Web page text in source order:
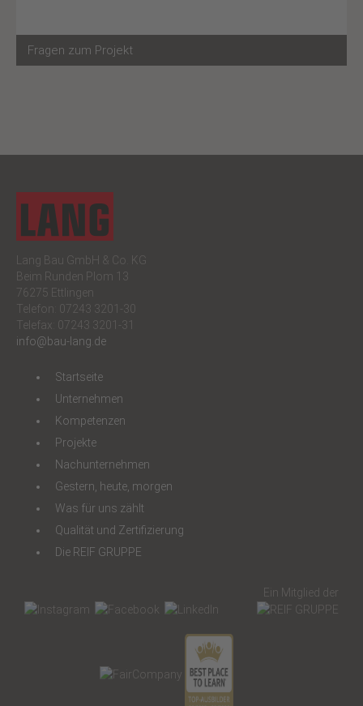
Fragen zum Projekt
Lang Bau GmbH & Co. KG
Beim Runden Plom 13
76275 Ettlingen
Telefon: 07243 3201-30
Telefax: 07243 3201-31
info@bau-lang.de
Startseite
Unternehmen
Kompetenzen
Projekte
Nachunternehmen
Gestern, heute, morgen
Was für uns zählt
Qualität und Zertifizierung
Die REIF GRUPPE
Ein Mitglied der